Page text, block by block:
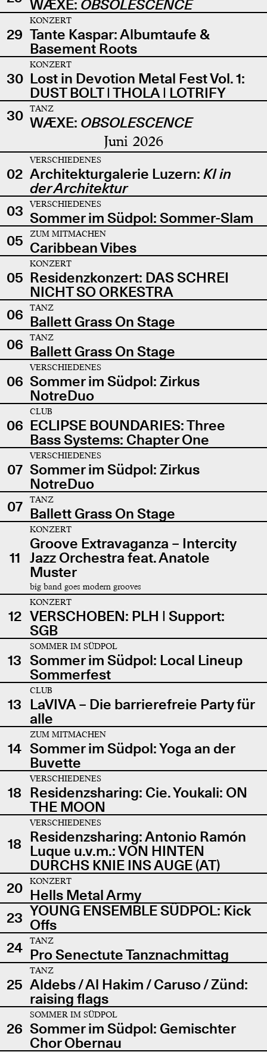
WÆXE: OBSOLESCENCE
29
KONZERT
Tante Kaspar: Albumtaufe &
Basement Roots
30
KONZERT
Lost in Devotion Metal Fest Vol. 1:
DUST BOLT | THOLA | LOTRIFY
30
TANZ
WÆXE: OBSOLESCENCE
Juni 2026
02
VERSCHIEDENES
Architekturgalerie Luzern: KI in
der Architektur
03
VERSCHIEDENES
Sommer im Südpol: Sommer-Slam
05
ZUM MITMACHEN
Caribbean Vibes
05
KONZERT
Residenzkonzert: DAS SCHREI
NICHT SO ORKESTRA
06
TANZ
Ballett Grass On Stage
06
TANZ
Ballett Grass On Stage
06
VERSCHIEDENES
Sommer im Südpol: Zirkus
NotreDuo
06
CLUB
ECLIPSE BOUNDARIES: Three
Bass Systems: Chapter One
07
VERSCHIEDENES
Sommer im Südpol: Zirkus
NotreDuo
07
TANZ
Ballett Grass On Stage
11
KONZERT
Groove Extravaganza – Intercity
Jazz Orchestra feat. Anatole
Muster
big band goes modern grooves
12
KONZERT
VERSCHOBEN: PLH | Support:
SGB
13
SOMMER IM SÜDPOL
Sommer im Südpol: Local Lineup
Sommerfest
13
CLUB
LaVIVA – Die barrierefreie Party für
alle
14
ZUM MITMACHEN
Sommer im Südpol: Yoga an der
Buvette
18
VERSCHIEDENES
Residenzsharing: Cie. Youkali: ON
THE MOON
18
VERSCHIEDENES
Residenzsharing: Antonio Ramón
Luque u.v.m.: VON HINTEN
DURCHS KNIE INS AUGE (AT)
20
KONZERT
Hells Metal Army
23 YOUNG ENSEMBLE SÜDPOL: Kick
Offs
24
TANZ
Pro Senectute Tanznachmittag
25
TANZ
Aldebs / Al Hakim / Caruso / Zünd:
raising flags
26
SOMMER IM SÜDPOL
Sommer im Südpol: Gemischter
Chor Obernau